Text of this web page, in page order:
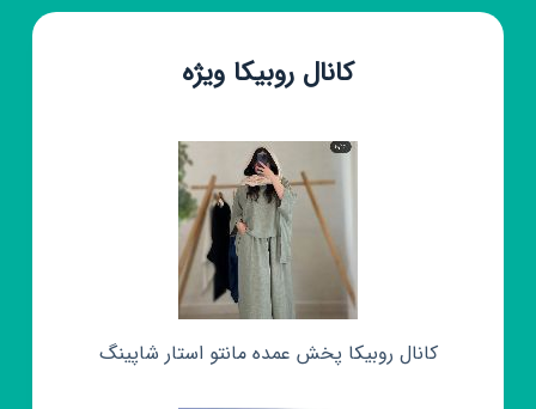
کانال روبیکا ویژه
کانال روبیکا پخش عمده مانتو استار شاپینگ